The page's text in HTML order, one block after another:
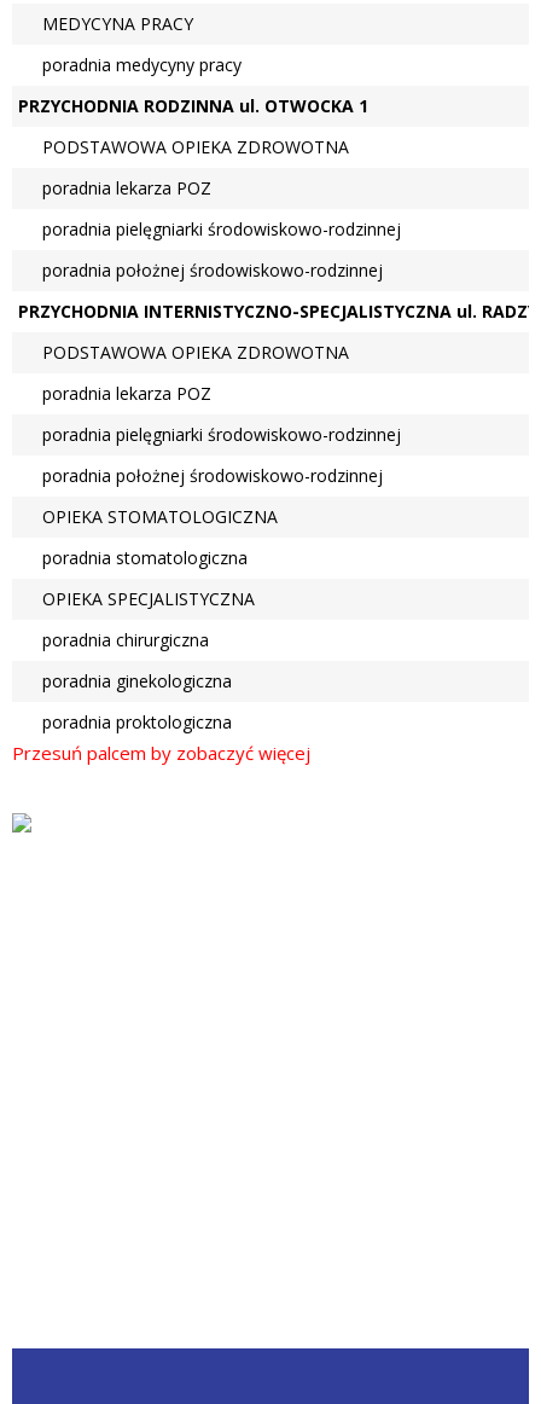
MEDYCYNA PRACY
poradnia medycyny pracy
PRZYCHODNIA RODZINNA ul. OTWOCKA 1
PODSTAWOWA OPIEKA ZDROWOTNA
poradnia lekarza POZ
poradnia pielęgniarki środowiskowo-rodzinnej
poradnia położnej środowiskowo-rodzinnej
PRZYCHODNIA INTERNISTYCZNO-SPECJALISTYCZNA ul.
PODSTAWOWA OPIEKA ZDROWOTNA
poradnia lekarza POZ
poradnia pielęgniarki środowiskowo-rodzinnej
poradnia położnej środowiskowo-rodzinnej
OPIEKA STOMATOLOGICZNA
poradnia stomatologiczna
OPIEKA SPECJALISTYCZNA
poradnia chirurgiczna
poradnia ginekologiczna
poradnia proktologiczna